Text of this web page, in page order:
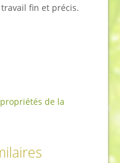
fin et précis.
de la